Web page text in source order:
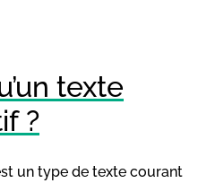
texte
?
un type de texte courant